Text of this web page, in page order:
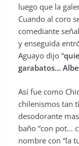
luego que la
Cuando al coro
comediante
y enseguida
Aguayo dijo “
garabatos…
Así fue como
chilenismos tan
desodorante
baño “con pot…
nombre con “la